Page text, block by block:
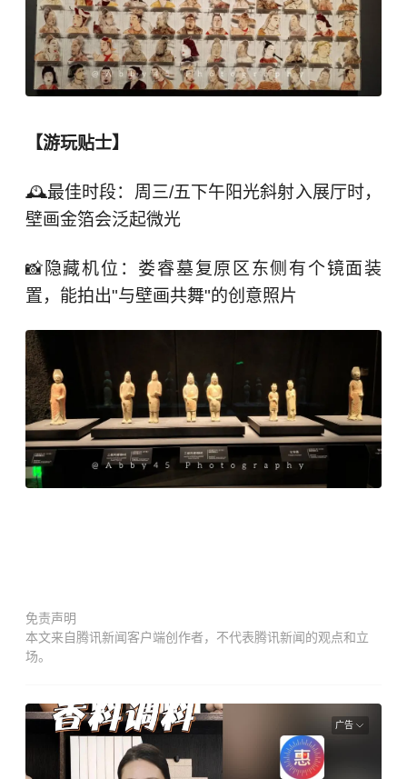
【游玩贴士】
🕰️最佳时段：周三/五下午阳光斜射入展厅时，
壁画金箔会泛起微光
📸隐藏机位：娄睿墓复原区东侧有个镜面装
置，能拍出"与壁画共舞"的创意照片
免责声明
本文来自腾讯新闻客户端创作者，不代表腾讯新闻的观点和立
场。
广告